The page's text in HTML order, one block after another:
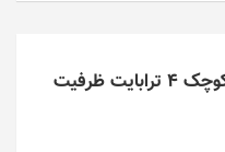
این کارت حافظه کوچک ۴ ترابایت ظرفیت